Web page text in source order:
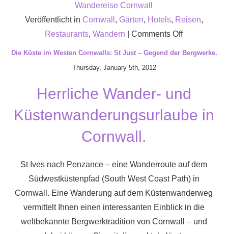
Wandereise Cornwall
Veröffentlicht in Cornwall , Gärten, Hotels, Reisen,
Restaurants,Wandern |Comments Offon
im
auf
der
Halbinsel
Roseland
in
Die Küste im Westen Cornwalls: St Just – Gegend der Bergwerke.
Thursday, January 5th, 2012
Herrliche Wander- und
Küstenwanderungsurlaube in
Cornwall.
St Ives nach Penzance – eine Wanderroute auf dem
Südwestküstenpfad (South West Coast Path) in
Cornwall. Eine Wanderung auf dem Küstenwanderweg
vermittelt Ihnen einen interessanten Einblick in die
weltbekannte Bergwerktradition von Cornwall – und